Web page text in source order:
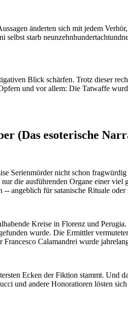
änderten sich mit jedem
starb
Blick schärfen. Trotz dieser
und vor allem: Die Tatwaffe
(Das esoterische
Serienmörder nicht schon
die ausführenden Organe einer
angeblich für satanische Rituale oder
Kreise in Florenz und
wurde. Die Ermittler
Calamandrei wurde
Ecken der Fiktion stammt. Und
und andere Honoratioren lösten